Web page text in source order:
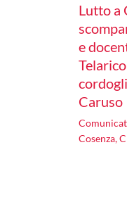
Lutto a
e
Caruso
Cosenza,